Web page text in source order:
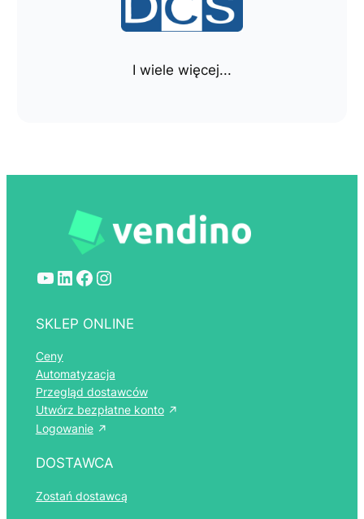
I wiele więcej...
YouTube LinkedIn Facebook Instagram
SKLEP ONLINE
Ceny
Automatyzacja
Przegląd dostawców
Utwórz bezpłatne konto
Logowanie
DOSTAWCA
Zostań dostawcą